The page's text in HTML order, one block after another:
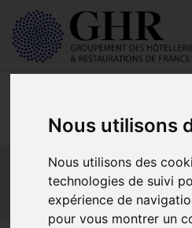
Nous utilisons
Nous utilisons des
technologies de suivi
expérience de
pour vous montrer un
Actualités
Les obligations
Les obligations liées à
Les obligations liées à